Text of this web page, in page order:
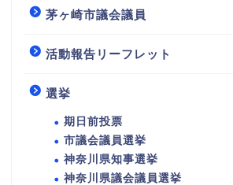
茅ヶ崎市議会議員
活動報告リーフレット
選挙
期日前投票
市議会議員選挙
神奈川県知事選挙
神奈川県議会議員選挙